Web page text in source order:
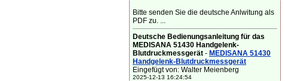
Bitte senden Sie die deutsche Anlwitung als
PDF zu. ...
Deutsche Bedienungsanleitung für das
MEDISANA 51430 Handgelenk-
Blutdruckmessgerät - MEDISANA 51430
Handgelenk-Blutdruckmessgerät
Eingefügt von: Walter Meienberg
2025-12-13 16:24:54